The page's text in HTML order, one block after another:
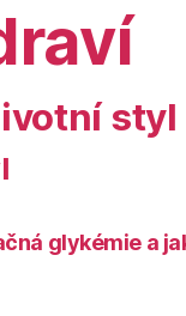
styl
glykémie a